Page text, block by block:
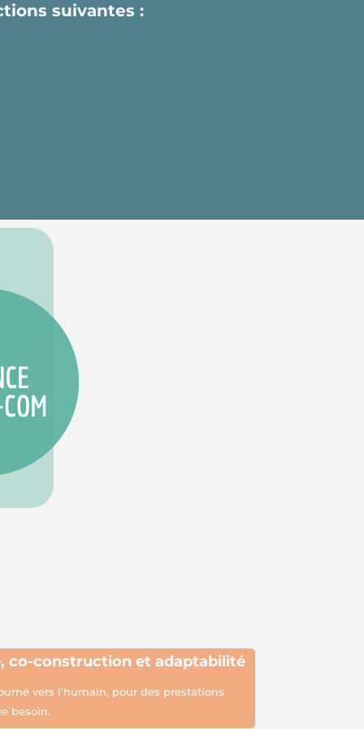
suivantes :
co-construction et adaptabilité
vers l’humain, pour des prestations
besoin.